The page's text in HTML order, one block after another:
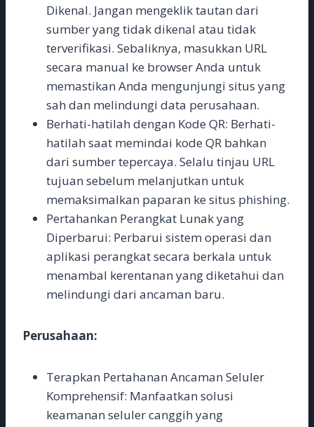
Dikenal. Jangan mengeklik tautan dari
sumber yang tidak dikenal atau tidak
terverifikasi. Sebaliknya, masukkan URL
secara manual ke browser Anda untuk
memastikan Anda mengunjungi situs yang
sah dan melindungi data perusahaan.
Berhati-hatilah dengan Kode QR: Berhati-
hatilah saat memindai kode QR bahkan
dari sumber tepercaya. Selalu tinjau URL
tujuan sebelum melanjutkan untuk
memaksimalkan paparan ke situs phishing.
Pertahankan Perangkat Lunak yang
Diperbarui: Perbarui sistem operasi dan
aplikasi perangkat secara berkala untuk
menambal kerentanan yang diketahui dan
melindungi dari ancaman baru.
Perusahaan:
Terapkan Pertahanan Ancaman Seluler
Komprehensif: Manfaatkan solusi
keamanan seluler canggih yang